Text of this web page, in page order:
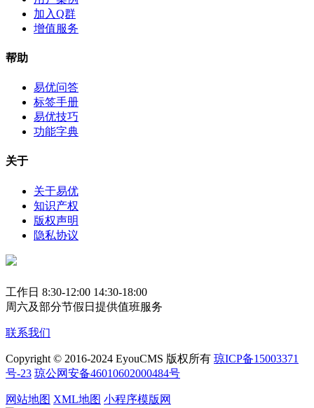
加入Q群
增值服务
帮助
易优问答
标签手册
易优技巧
功能字典
关于
关于易优
知识产权
版权声明
隐私协议
工作日 8:30-12:00 14:30-18:00
周六及部分节假日提供值班服务
联系我们
Copyright © 2016-2024 EyouCMS 版权所有 琼ICP备15003371
号-23 琼公网安备46010602000484号
网站地图 XML地图 小程序模版网